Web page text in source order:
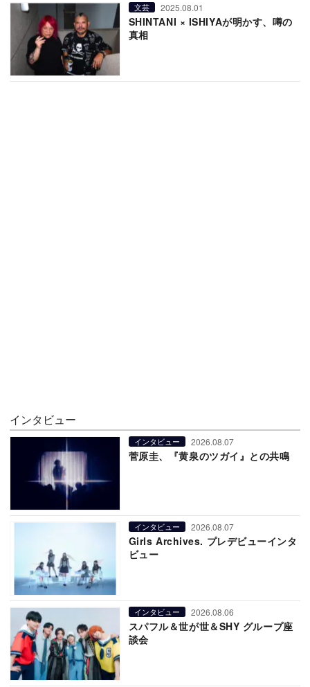
文芸 2025.08.01
SHINTANI × ISHIYAが明かす、噂の
真相
インタビュー
インタビュー 2026.08.07
菅原圭、『黄泉のツガイ』との共鳴
インタビュー 2026.08.07
Girls Archives. プレデビューインタ
ビュー
インタビュー 2026.08.06
スパフル＆世が世＆SHY グループ座
談会